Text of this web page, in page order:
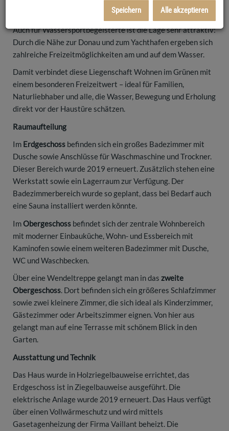
Auch für Wassersportbegeisterte ist die Lage sehr attraktiv:
Durch die Nähe zur Donau und zum Yachthafen ergeben sich
zahlreiche Freizeitmöglichkeiten am und auf dem Wasser.
Damit verbindet diese Liegenschaft Wohnen im Grünen mit
einem besonderen Freizeitwert – ideal für Familien,
Naturliebhaber und alle, die Wasser, Bewegung und Erholung
direkt vor der Haustüre schätzen.
Raumaufteilung
Im Erdgeschoss befinden sich ein großes Badezimmer mit
Dusche sowie Anschlüsse für Waschmaschine und Trockner.
Dieser Bereich wurde 2019 erneuert. Zusätzlich stehen eine
Werkstatt sowie ein Lagerraum zur Verfügung. Der
Badezimmerbereich wurde so geplant, dass bei Bedarf auch
eine Sauna installiert werden könnte.
ImObergeschoss befindet sich der zentrale Wohnbereich
mit moderner Einbauküche, Wohn- und Essbereich mit
Kaminofen sowie einem weiteren Badezimmer mit Dusche,
WC und Waschbecken.
Über eine Wendeltreppe gelangt man in das zweite
Obergeschoss. Dort befinden sich ein größeres Schlafzimmer
sowie zwei kleinere Zimmer, die sich ideal als Kinderzimmer,
Gästezimmer oder Arbeitszimmer eignen. Von hier aus
gelangt man auf eine Terrasse mit schönem Blick in den
Garten.
Ausstattung und Technik
Das Haus wurde in Holzriegelbauweise errichtet, das
Erdgeschoss ist in Ziegelbauweise ausgeführt. Die
elektrische Anlage wurde 2019 erneuert. Das Haus verfügt
über einen Vollwärmeschutz und wird mittels
Gasetagenheizung der Firma Vaillant beheizt. Die
Speichern Alle akzeptieren